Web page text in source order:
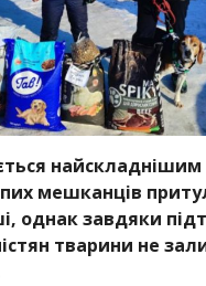
найскладнішим
мешканців
однак завдяки
тварини не